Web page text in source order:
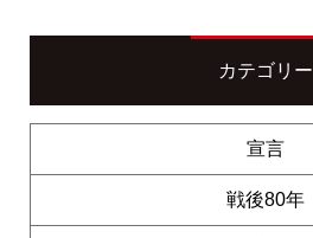
カテゴリー
宣言
戦後80年